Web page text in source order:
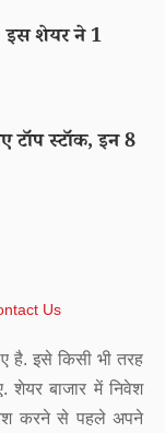
इस शेयर ने 1
टॉप स्टॉक, इन 8
Us
है. इसे किसी भी तरह
शेयर बाजार में निवेश
करने से पहले अपने